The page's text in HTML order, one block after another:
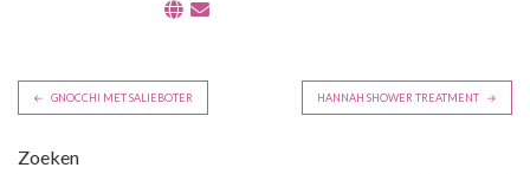
B
r
GNOCCHI MET SALIEBOTER HANNAH SHOWER TREATMENT
Zoeken